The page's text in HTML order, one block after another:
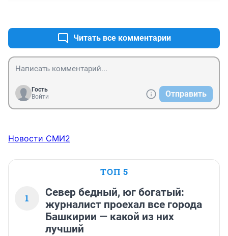
Читать все комментарии
Гость
Войти
Отправить
Новости СМИ2
ТОП 5
1
Север бедный, юг богатый:
журналист проехал все города
Башкирии — какой из них
лучший